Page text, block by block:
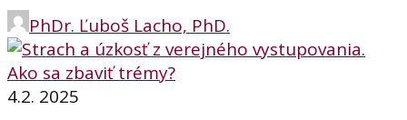
PhDr. Ľuboš Lacho, PhD.
4.2. 2025